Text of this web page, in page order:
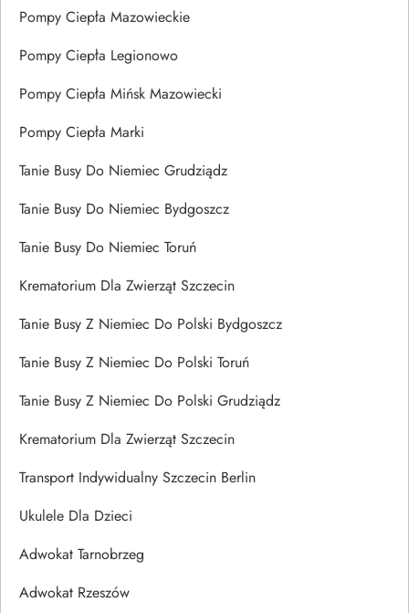
Pompy Ciepła Mazowieckie
Pompy Ciepła Legionowo
Pompy Ciepła Mińsk Mazowiecki
Pompy Ciepła Marki
Tanie Busy Do Niemiec Grudziądz
Tanie Busy Do Niemiec Bydgoszcz
Tanie Busy Do Niemiec Toruń
Krematorium Dla Zwierząt Szczecin
Tanie Busy Z Niemiec Do Polski Bydgoszcz
Tanie Busy Z Niemiec Do Polski Toruń
Tanie Busy Z Niemiec Do Polski Grudziądz
Krematorium Dla Zwierząt Szczecin
Transport Indywidualny Szczecin Berlin
Ukulele Dla Dzieci
Adwokat Tarnobrzeg
Adwokat Rzeszów